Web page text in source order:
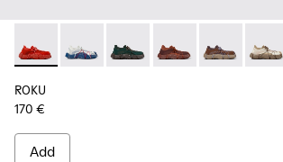
ROKU - K100953-002 - Red Sneaker for
ROKU - K100953-014 - Multicolor
ROKU - K100953-012 -
ROKU - K100953-
ROKU -
ROKU
170 €
Add